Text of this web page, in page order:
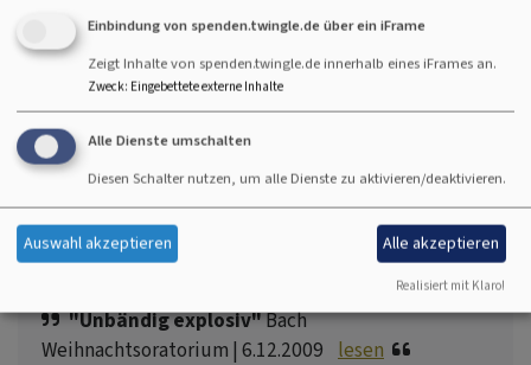
"Theorie und Praxis hochkarätig vereint"
Adventskonzert | 27.11.2011lesen
Requiem | 14.11.2010
"Unbändig explosiv"Bach
Weihnachtsoratorium | 6.12.2009 lesen
Einbindung von spenden.twingle.de über ein iFrame
Zeigt Inhalte von spenden.twingle.de innerhalb eines iFrames an.
Zweck: Eingebettete externe Inhalte
Alle Dienste umschalten
Diesen Schalter nutzen, um alle Dienste zu aktivieren/deaktivieren.
Auswahl akzeptieren Alle akzeptieren
Realisiert mit Klaro!